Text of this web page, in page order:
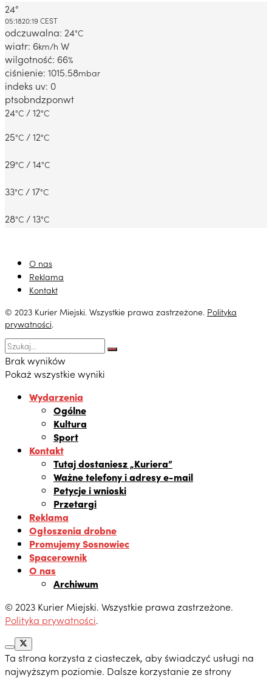
Dabrowa Gornicza, PL
24°
05:1820:19 CEST
odczuwalna: 24°C
wiatr: 6km/h W
wilgotność: 66%
ciśnienie: 1015.58mbar
indeks uv: 0
ptsobndzponwt
24°C / 12°C
25°C / 12°C
29°C / 14°C
33°C / 17°C
28°C / 13°C
O nas
Reklama
Kontakt
© 2023 Kurier Miejski. Wszystkie prawa zastrzeżone. Polityka
prywatności.
Brak wyników
Pokaż wszystkie wyniki
Wydarzenia
Ogólne
Kultura
Sport
Kontakt
Tutaj dostaniesz „Kuriera”
Ważne telefony i adresy e-mail
Petycje i wnioski
Przetargi
Reklama
Ogłoszenia drobne
Promujemy Sosnowiec
Spacerownik
O nas
Archiwum
© 2023 Kurier Miejski. Wszystkie prawa zastrzeżone.
Polityka prywatności.
Ta strona korzysta z ciasteczek, aby świadczyć usługi na
najwyższym poziomie. Dalsze korzystanie ze strony